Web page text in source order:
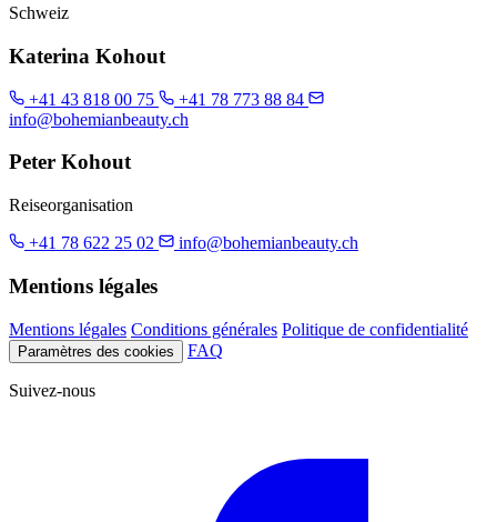
Schweiz
Katerina Kohout
+41 43 818 00 75
+41 78 773 88 84
info@bohemianbeauty.ch
Peter Kohout
Reiseorganisation
+41 78 622 25 02
info@bohemianbeauty.ch
Mentions légales
Mentions légales Conditions générales Politique de confidentialité
Paramètres des cookies FAQ
Suivez-nous